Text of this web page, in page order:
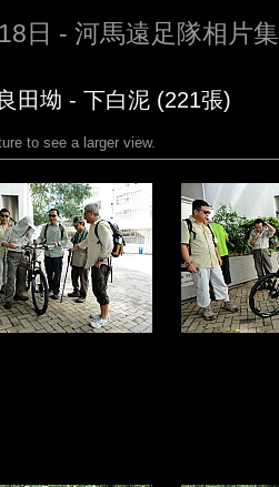
日 - 河馬遠足隊相片集
田坳 - 下白泥 (221張)
to see a larger view.